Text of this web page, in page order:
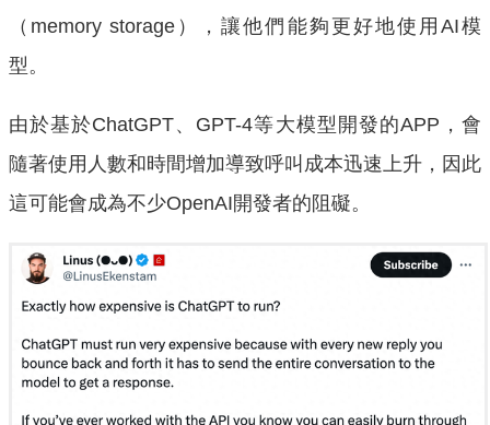
（memory storage），讓他們能夠更好地使用AI模
型。
由於基於ChatGPT、GPT-4等大模型開發的APP，會
隨著使用人數和時間增加導致呼叫成本迅速上升，因此
這可能會成為不少OpenAI開發者的阻礙。